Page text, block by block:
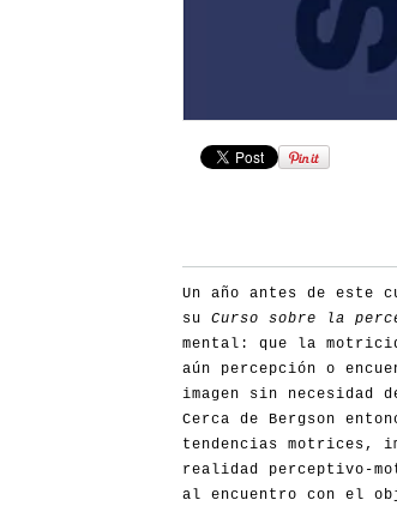
Un año antes de este
su Curso sobre la
mental: que la
aún percepción o
imagen sin necesidad
Cerca de Bergson
tendencias motrices,
realidad perceptivo-
al encuentro con el